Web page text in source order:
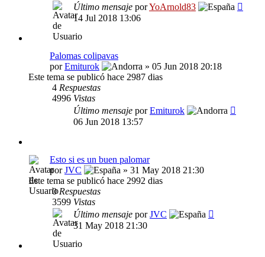
Último mensaje porYoArnold83
14 Jul 2018 13:06
Palomas colipavas
porEmiturok
» 05 Jun 2018 20:18
Este tema se publicó hace 2987 dias
4 Respuestas
4996 Vistas
Último mensaje porEmiturok
06 Jun 2018 13:57
Esto si es un buen palomar
porJVC
» 31 May 2018 21:30
Este tema se publicó hace 2992 dias
0Respuestas
3599 Vistas
Último mensaje porJVC
31 May 2018 21:30